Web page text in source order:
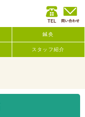
鍼灸
スタッフ紹介